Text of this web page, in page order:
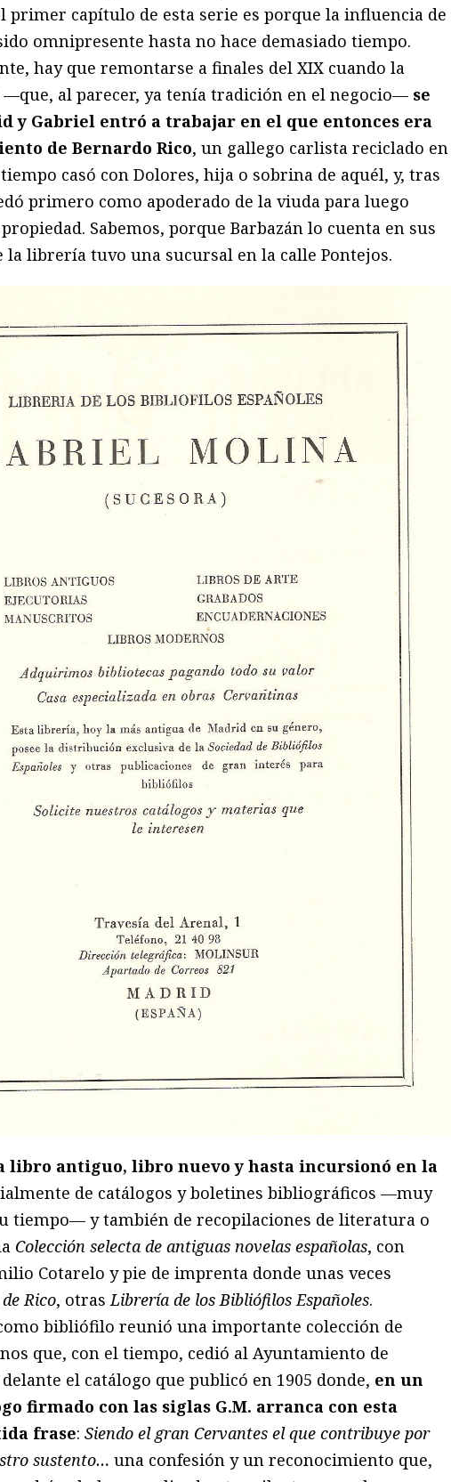
primer capítulo de esta serie es porque la influencia de
omnipresente hasta no hace demasiado tiempo.
hay que remontarse a finales del XIX cuando la
al parecer, ya tenía tradición en el negocio— se
y Gabriel entró a trabajar en el que entonces era
de Bernardo Rico, un gallego carlista reciclado en
casó con Dolores, hija o sobrina de aquél, y, tras
primero como apoderado de la viuda para luego
Sabemos, porque Barbazán lo cuenta en sus
la librería tuvo una sucursal en la calle Pontejos.
libro antiguo, libro nuevo y hasta incursionó en la
de catálogos y boletines bibliográficos —muy
tiempo— y también de recopilaciones de literatura o
Colección selecta de antiguas novelas españolas, con
Cotarelo y pie de imprenta donde unas veces
Rico, otrasLibrería de los Bibliófilos Españoles.
bibliófilo reunió una importante colección de
que, con el tiempo, cedió al Ayuntamiento de
el catálogo que publicó en 1905 donde, en un
firmado con las siglas G.M. arranca con esta
frase: Siendo el gran Cervantes el que contribuye por
sustento… una confesión y un reconocimiento que,